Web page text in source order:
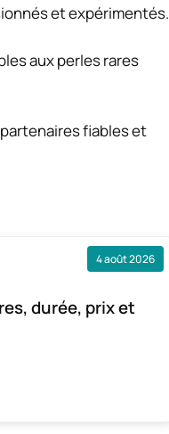
et expérimentés.
aux perles rares
fiables et
4 août 2026
durée, prix et